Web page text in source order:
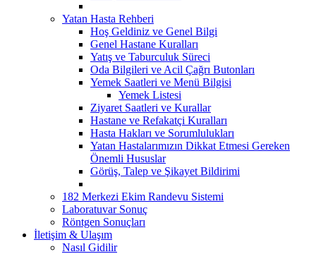
Yatan Hasta Rehberi
Hoş Geldiniz ve Genel Bilgi
Genel Hastane Kuralları
Yatış ve Taburculuk Süreci
Oda Bilgileri ve Acil Çağrı Butonları
Yemek Saatleri ve Menü Bilgisi
Yemek Listesi
Ziyaret Saatleri ve Kurallar
Hastane ve Refakatçi Kuralları
Hasta Hakları ve Sorumlulukları
Yatan Hastalarımızın Dikkat Etmesi Gereken
Önemli Hususlar
Görüş, Talep ve Şikayet Bildirimi
182 Merkezi Ekim Randevu Sistemi
Laboratuvar Sonuç
Röntgen Sonuçları
İletişim & Ulaşım
Nasıl Gidilir